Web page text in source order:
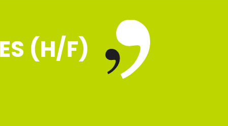
pour vous
d’aide pour votre
d’emploi
(H/F)